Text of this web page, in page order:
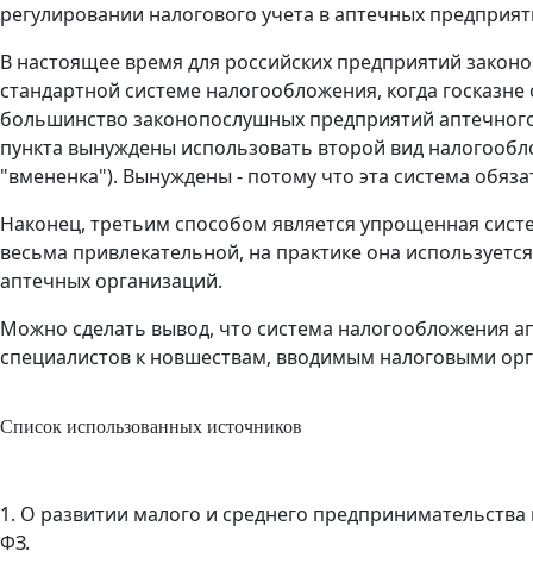
регулировании налогового учета в аптечных
В настоящее время для российских предприятий
стандартной системе налогообложения, когда
большинство законопослушных предприятий
пункта вынуждены использовать второй вид
"вмененка"). Вынуждены - потому что эта система
Наконец, третьим способом является упрощенная
весьма привлекательной, на практике она
аптечных организаций.
Можно сделать вывод, что система налогообложения
специалистов к новшествам, вводимым налоговыми
Список использованных источников
1. О развитии малого и среднего
ФЗ.